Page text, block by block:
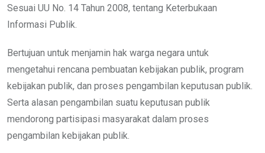
Sesuai UU No. 14 Tahun 2008, tentang Keterbukaan
Informasi Publik.
Bertujuan untuk menjamin hak warga negara untuk
mengetahui rencana pembuatan kebijakan publik, program
kebijakan publik, dan proses pengambilan keputusan publik.
Serta alasan pengambilan suatu keputusan publik
mendorong partisipasi masyarakat dalam proses
pengambilan kebijakan publik.